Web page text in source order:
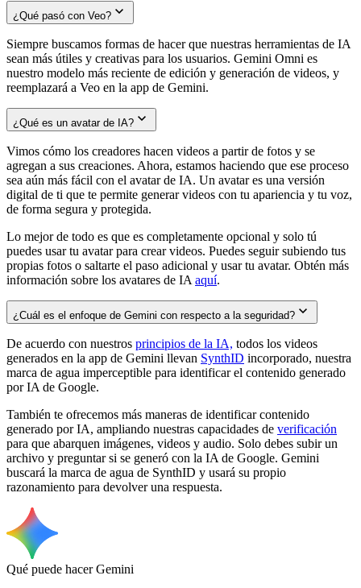
¿Qué pasó con Veo?
Siempre buscamos formas de hacer que nuestras herramientas de IA
sean más útiles y creativas para los usuarios. Gemini Omni es
nuestro modelo más reciente de edición y generación de videos, y
reemplazará a Veo en la app de Gemini.
¿Qué es un avatar de IA?
Vimos cómo los creadores hacen videos a partir de fotos y se
agregan a sus creaciones. Ahora, estamos haciendo que ese proceso
sea aún más fácil con el avatar de IA. Un avatar es una versión
digital de ti que te permite generar videos con tu apariencia y tu voz,
de forma segura y protegida.
Lo mejor de todo es que es completamente opcional y solo tú
puedes usar tu avatar para crear videos. Puedes seguir subiendo tus
propias fotos o saltarte el paso adicional y usar tu avatar. Obtén más
información sobre los avatares de IA aquí.
¿Cuál es el enfoque de Gemini con respecto a la seguridad?
De acuerdo con nuestros principios de la IA, todos los videos
generados en la app de Gemini llevan SynthID incorporado, nuestra
marca de agua imperceptible para identificar el contenido generado
por IA de Google.
También te ofrecemos más maneras de identificar contenido
generado por IA, ampliando nuestras capacidades de verificación
para que abarquen imágenes, videos y audio. Solo debes subir un
archivo y preguntar si se generó con la IA de Google. Gemini
buscará la marca de agua de SynthID y usará su propio
razonamiento para devolver una respuesta.
Qué puede hacer Gemini